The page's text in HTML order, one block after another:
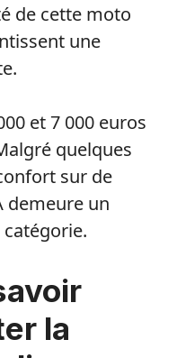
de cette moto
une
et 7 000 euros
quelques
sur de
demeure un
la